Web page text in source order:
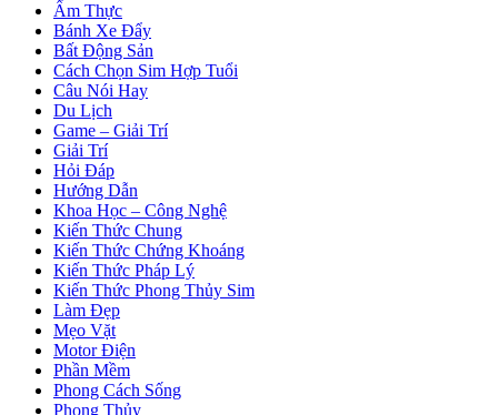
Ẩm Thực
Bánh Xe Đẩy
Bất Động Sản
Cách Chọn Sim Hợp Tuổi
Câu Nói Hay
Du Lịch
Game – Giải Trí
Giải Trí
Hỏi Đáp
Hướng Dẫn
Khoa Học – Công Nghệ
Kiến Thức Chung
Kiến Thức Chứng Khoáng
Kiến Thức Pháp Lý
Kiến Thức Phong Thủy Sim
Làm Đẹp
Mẹo Vặt
Motor Điện
Phần Mềm
Phong Cách Sống
Phong Thủy